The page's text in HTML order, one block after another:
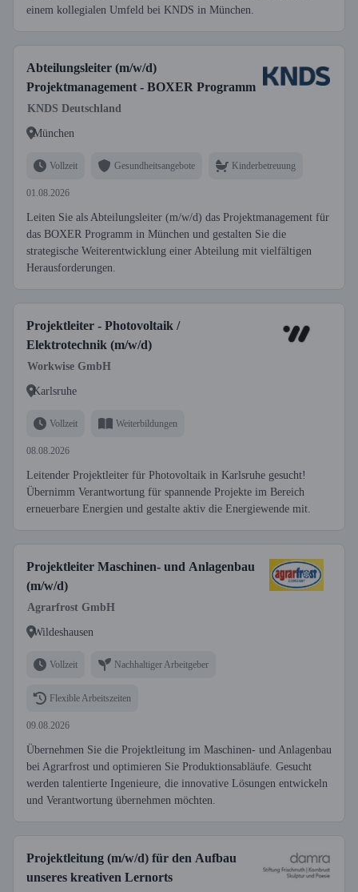
einem kollegialen Umfeld bei KNDS in München.
Abteilungsleiter (m/w/d)
Projektmanagement - BOXER Programm
KNDS Deutschland
München
Vollzeit Gesundheitsangebote Kinderbetreuung
01.08.2026
Leiten Sie als Abteilungsleiter (m/w/d) das Projektmanagement für
das BOXER Programm in München und gestalten Sie die
strategische Weiterentwicklung einer Abteilung mit vielfältigen
Herausforderungen.
Projektleiter - Photovoltaik /
Elektrotechnik (m/w/d)
Workwise GmbH
Karlsruhe
Vollzeit Weiterbildungen
08.08.2026
Leitender Projektleiter für Photovoltaik in Karlsruhe gesucht!
Übernimm Verantwortung für spannende Projekte im Bereich
erneuerbare Energien und gestalte aktiv die Energiewende mit.
Projektleiter Maschinen- und Anlagenbau
(m/w/d)
Agrarfrost GmbH
Wildeshausen
Vollzeit Nachhaltiger Arbeitgeber
Flexible Arbeitszeiten
09.08.2026
Übernehmen Sie die Projektleitung im Maschinen- und Anlagenbau
bei Agrarfrost und optimieren Sie Produktionsabläufe. Gesucht
werden talentierte Ingenieure, die innovative Lösungen entwickeln
und Verantwortung übernehmen möchten.
Projektleitung (m/w/d) für den Aufbau
unseres kreativen Lernorts